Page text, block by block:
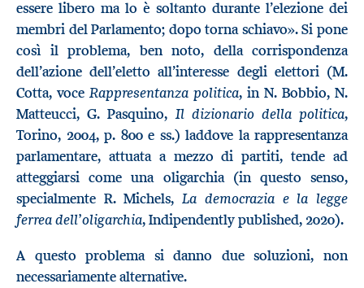
essere libero ma lo è soltanto durante l’elezione dei
membri del Parlamento; dopo torna schiavo». Si pone
così il problema, ben noto, della corrispondenza
dell’azione dell’eletto all’interesse degli elettori (M.
Cotta, voceRappresentanza politica, in N. Bobbio, N.
Matteucci, G. Pasquino,Il dizionario della politica,
Torino, 2004, p. 800 e ss.) laddove la rappresentanza
parlamentare, attuata a mezzo di partiti, tende ad
atteggiarsi come una oligarchia (in questo senso,
specialmente R. Michels,La democrazia e la legge
ferrea dell’oligarchia, Indipendently published, 2020).
A questo problema si danno due soluzioni, non
necessariamente alternative.